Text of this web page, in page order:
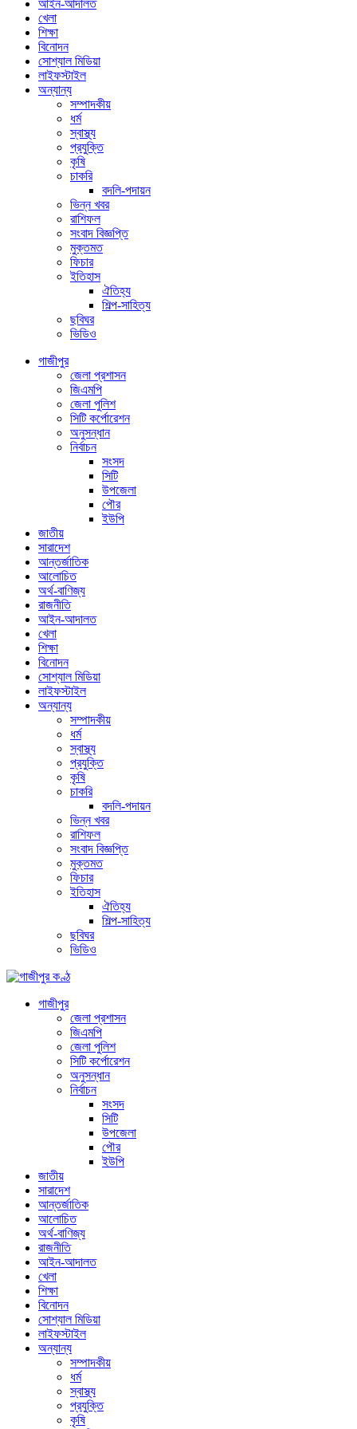
আইন-আদালত
খেলা
শিক্ষা
বিনোদন
সোশ্যাল মিডিয়া
লাইফস্টাইল
অন্যান্য
সম্পাদকীয়
ধর্ম
স্বাস্থ্য
প্রযুক্তি
কৃষি
চাকরি
বদলি-পদায়ন
ভিন্ন খবর
রাশিফল
সংবাদ বিজ্ঞপ্তি
মুক্তমত
ফিচার
ইতিহাস
ঐতিহ্য
শিল্প-সাহিত্য
ছবিঘর
ভিডিও
গাজীপুর
জেলা প্রশাসন
জিএমপি
জেলা পুলিশ
সিটি কর্পোরেশন
অনুসন্ধান
নির্বাচন
সংসদ
সিটি
উপজেলা
পৌর
ইউপি
জাতীয়
সারাদেশ
আন্তর্জাতিক
আলোচিত
অর্থ-বাণিজ্য
রাজনীতি
আইন-আদালত
খেলা
শিক্ষা
বিনোদন
সোশ্যাল মিডিয়া
লাইফস্টাইল
অন্যান্য
সম্পাদকীয়
ধর্ম
স্বাস্থ্য
প্রযুক্তি
কৃষি
চাকরি
বদলি-পদায়ন
ভিন্ন খবর
রাশিফল
সংবাদ বিজ্ঞপ্তি
মুক্তমত
ফিচার
ইতিহাস
ঐতিহ্য
শিল্প-সাহিত্য
ছবিঘর
ভিডিও
গাজীপুর
জেলা প্রশাসন
জিএমপি
জেলা পুলিশ
সিটি কর্পোরেশন
অনুসন্ধান
নির্বাচন
সংসদ
সিটি
উপজেলা
পৌর
ইউপি
জাতীয়
সারাদেশ
আন্তর্জাতিক
আলোচিত
অর্থ-বাণিজ্য
রাজনীতি
আইন-আদালত
খেলা
শিক্ষা
বিনোদন
সোশ্যাল মিডিয়া
লাইফস্টাইল
অন্যান্য
সম্পাদকীয়
ধর্ম
স্বাস্থ্য
প্রযুক্তি
কৃষি